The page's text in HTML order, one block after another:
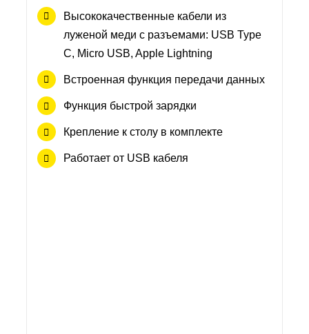
Высококачественные кабели из
луженой меди с разъемами: USB Type
C, Micro USB, Apple Lightning
Встроенная функция передачи данных
Функция быстрой зарядки
Крепление к столу в комплекте
Работает от USB кабеля